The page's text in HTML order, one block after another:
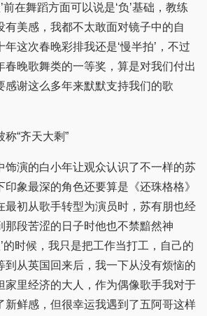
前在舞蹈方面可以说是‘负’基础，教练
有美感，我都不太敢面对镜子中的自
这次春晚彩排我还是‘慢半拍’，不过
春晚歌舞类的一等奖，算是对我们付出
感谢这么多年来默默支持我们的歌
“齐天大剩”
演的白小年让观众认识了不一样的苏
象最深的角色还要算是《还珠格格》
最初从歌手转型为演员时，苏有朋也经
那段苦涩的日子时他也不禁黯然神
的时候，我只是把工作当打工，自己的
到从英国回来后，我一下从没有烦恼的
家里经济的大人，作为偶像歌手我对于
新鲜感，但很幸运我遇到了五阿哥这样